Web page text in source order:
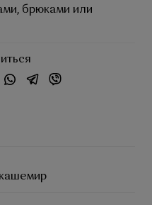
брюками или